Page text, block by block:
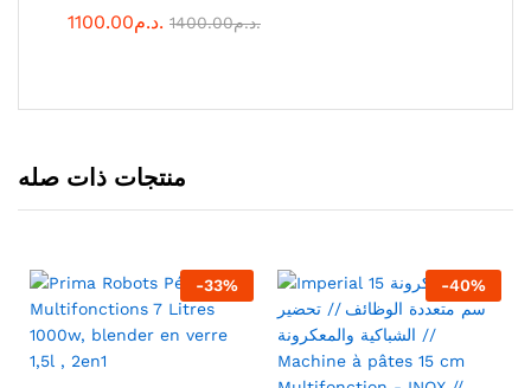
1100.00 د.م. 1400.00 د.م.
منتجات ذات صله
-33% -40%